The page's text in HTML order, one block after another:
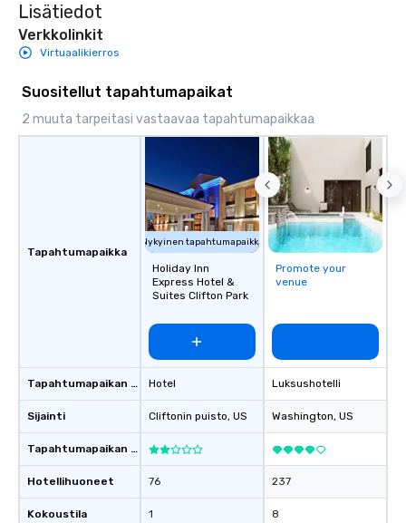
Lisätiedot
Verkkolinkit
Virtuaalikierros
Suositellut tapahtumapaikat
2 muuta tarpeitasi vastaavaa tapahtumapaikkaa
Tapahtumapaikka
Tapahtumapaikan tyyppi
Sijainti
Tapahtumapaikan luokitus
Hotellihuoneet
Kokoustila
Nykyinen tapahtumapaikka
Holiday Inn
Express Hotel &
Suites Clifton Park
Hotel
Cliftonin puisto, US
76
1
Promote your
venue
Luksushotelli
Washington, US
237
8